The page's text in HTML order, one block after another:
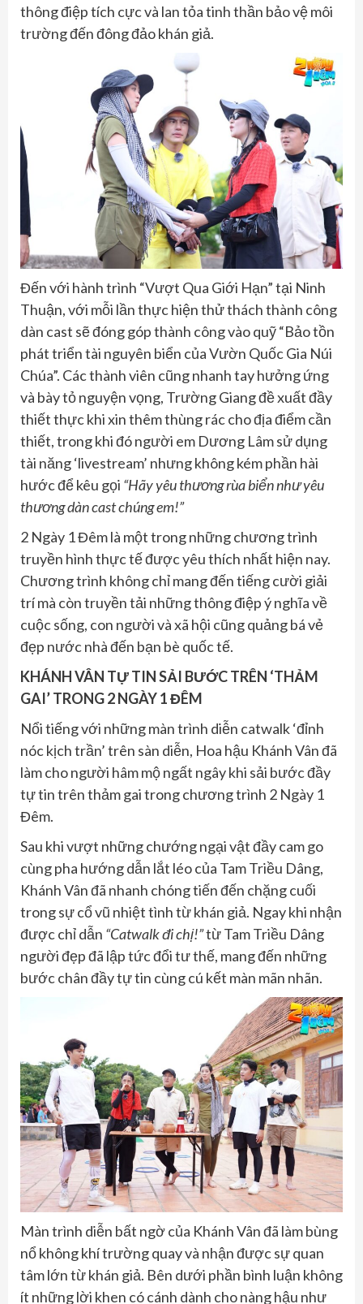
thông điệp tích cực và lan tỏa tinh thần bảo vệ môi
trường đến đông đảo khán giả.
Đến với hành trình “Vượt Qua Giới Hạn” tại Ninh
Thuận, với mỗi lần thực hiện thử thách thành công
dàn cast sẽ đóng góp thành công vào quỹ “Bảo tồn
phát triển tài nguyên biển của Vườn Quốc Gia Núi
Chúa”. Các thành viên cũng nhanh tay hưởng ứng
và bày tỏ nguyện vọng, Trường Giang đề xuất đầy
thiết thực khi xin thêm thùng rác cho địa điểm cần
thiết, trong khi đó người em Dương Lâm sử dụng
tài năng ‘livestream’ nhưng không kém phần hài
hước để kêu gọi “Hãy yêu thương rùa biển như yêu
thương dàn cast chúng em!”
2 Ngày 1 Đêm là một trong những chương trình
truyền hình thực tế được yêu thích nhất hiện nay.
Chương trình không chỉ mang đến tiếng cười giải
trí mà còn truyền tải những thông điệp ý nghĩa về
cuộc sống, con người và xã hội cũng quảng bá vẻ
đẹp nước nhà đến bạn bè quốc tế.
KHÁNH VÂN TỰ TIN SẢI BƯỚC TRÊN ‘THẢM
GAI’ TRONG 2 NGÀY 1 ĐÊM
Nổi tiếng với những màn trình diễn catwalk ‘đỉnh
nóc kịch trần’ trên sàn diễn, Hoa hậu Khánh Vân đã
làm cho người hâm mộ ngất ngây khi sải bước đầy
tự tin trên thảm gai trong chương trình 2 Ngày 1
Đêm.
Sau khi vượt những chướng ngại vật đầy cam go
cùng pha hướng dẫn lắt léo của Tam Triều Dâng,
Khánh Vân đã nhanh chóng tiến đến chặng cuối
trong sự cổ vũ nhiệt tình từ khán giả. Ngay khi nhận
được chỉ dẫn “Catwalk đi chị!”từ Tam Triều Dâng
người đẹp đã lập tức đổi tư thế, mang đến những
bước chân đầy tự tin cùng cú kết màn mãn nhãn.
Màn trình diễn bất ngờ của Khánh Vân đã làm bùng
nổ không khí trường quay và nhận được sự quan
tâm lớn từ khán giả. Bên dưới phần bình luận không
ít những lời khen có cánh dành cho nàng hậu như